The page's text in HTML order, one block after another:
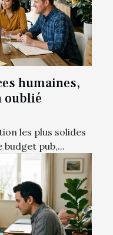
humaines,
oublié
les plus solides
pub,...